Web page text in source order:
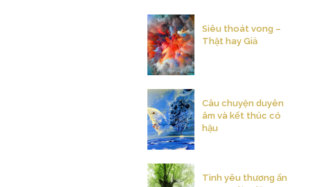
Siêu thoát vong –
Thật hay Giả
Câu chuyện duyên
âm và kết thúc có
hậu
Tình yêu thương ẩn